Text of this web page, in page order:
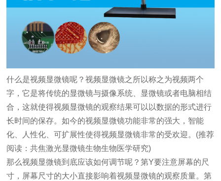
什么是视频显微镜呢？视频显微镜之所以称之为视频两个
字，它是将传统的显微镜与摄像系统、显微镜或者电脑相结
合，这就使得视频显微镜的观察结果可以以数据的形式进行
长时间的保存。如今的视频显微镜功能非常的强大，智能
化、人性化、可扩展性使得视频显微镜非常的受欢迎。 (推荐
阅读：共焦激光显微镜生物生物医学研究)
那么视频显微镜到底应该如何调节呢？第Y要注意屏幕的尺
寸，屏幕尺寸的大小直接影响着视频显微镜的观察质量。第